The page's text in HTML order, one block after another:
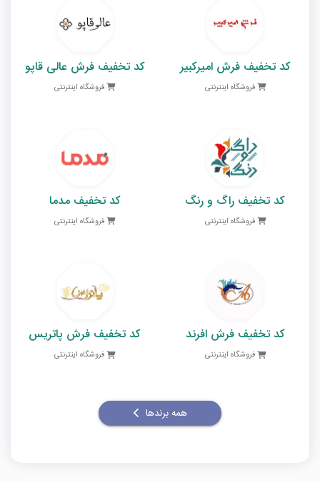
کد تخفیف فرش امیرکبیر
فروشگاه اینترنتی
کد تخفیف فرش عالی قاپو
فروشگاه اینترنتی
کد تخفیف راگ و رنگ
فروشگاه اینترنتی
کد تخفیف مدما
فروشگاه اینترنتی
کد تخفیف فرش افرند
فروشگاه اینترنتی
کد تخفیف فرش پاتریس
فروشگاه اینترنتی
همه برندها